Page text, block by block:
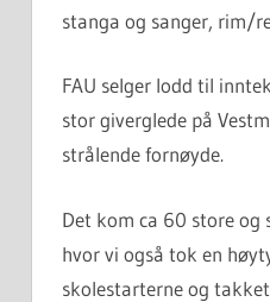
stanga og sanger, rim/
FAU selger lodd til
stor giverglede på
strålende fornøyde.
Det kom ca 60 store og
hvor vi også tok en
skolestarterne og